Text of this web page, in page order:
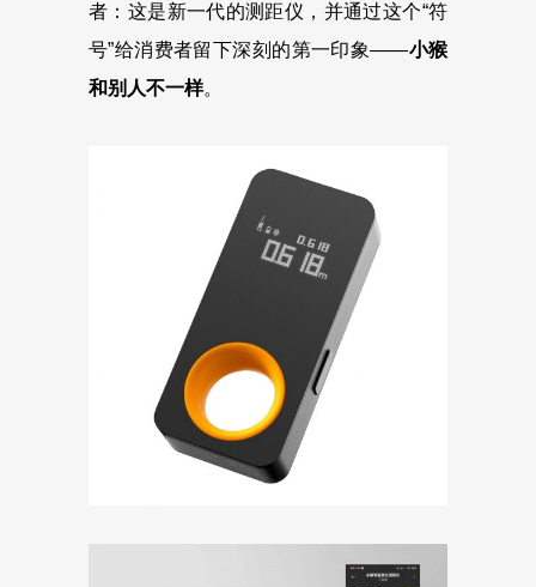
者：这是新一代的测距仪，并通过这个“符
号”给消费者留下深刻的第一印象——小猴
和别人不一样。